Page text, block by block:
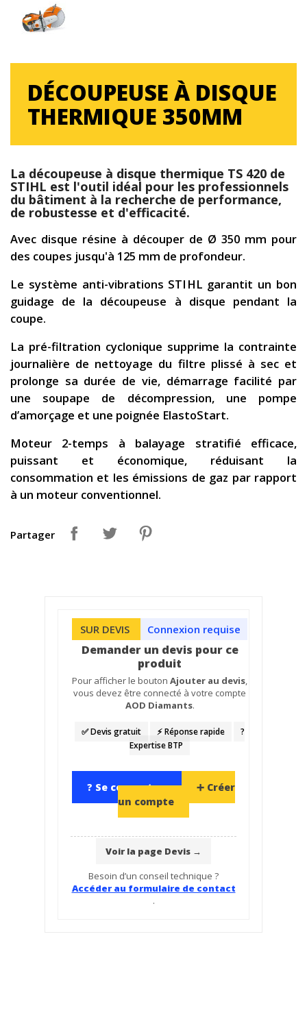
DÉCOUPEUSE À DISQUE
THERMIQUE 350MM
La découpeuse à disque thermique TS 420 de
STIHL est l'outil idéal pour les professionnels
du bâtiment à la recherche de performance,
de robustesse et d'efficacité.
Avec disque résine à découper de Ø 350 mm pour
des coupes jusqu'à 125 mm de profondeur.
Le système anti-vibrations STIHL garantit un bon
guidage de la découpeuse à disque pendant la
coupe.
La pré-filtration cyclonique supprime la contrainte
journalière de nettoyage du filtre plissé à sec et
prolonge sa durée de vie, démarrage facilité par
une soupape de décompression, une pompe
d’amorçage et une poignée ElastoStart.
Moteur 2-temps à balayage stratifié efficace,
puissant et économique, réduisant la
consommation et les émissions de gaz par rapport
à un moteur conventionnel.
Partager
SUR DEVIS Connexion requise
Demander un devis pour ce
produit
Pour afficher le bouton Ajouter au devis,
vous devez être connecté à votre compte
AOD Diamants.
✅ Devis gratuit ⚡ Réponse rapide
?️
Expertise BTP
? Se connecter
➕ Créer
un compte
Voir la page Devis →
Besoin d’un conseil technique ?
Accéder au formulaire de contact
.